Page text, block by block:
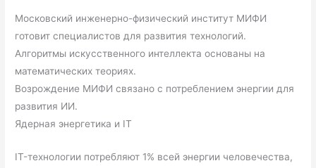
Московский инженерно-физический институт МИФИ
готовит специалистов для развития технологий.
Алгоритмы искусственного интеллекта основаны на
математических теориях.
Возрождение МИФИ связано с потреблением энергии для
развития ИИ.
Ядерная энергетика и IT
IT-технологии потребляют 1% всей энергии человечества,